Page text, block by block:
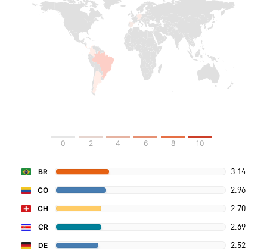
0 2 4 6 8 10
BR 3.14
CO 2.96
CH 2.70
CR 2.69
DE 2.52